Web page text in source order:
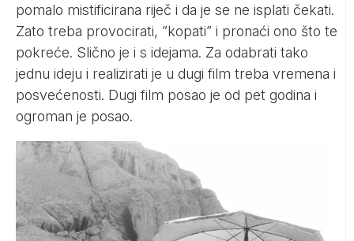
pomalo mistificirana riječ i da je se ne isplati čekati.
Zato treba provocirati, ”kopati” i pronaći ono što te
pokreće. Slično je i s idejama. Za odabrati tako
jednu ideju i realizirati je u dugi film treba vremena i
posvećenosti. Dugi film posao je od pet godina i
ogroman je posao.